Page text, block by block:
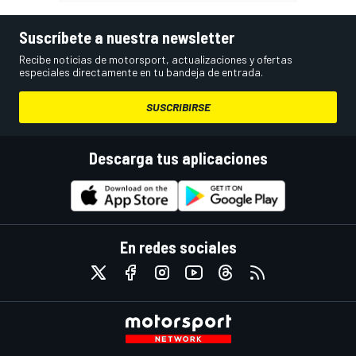
Suscríbete a nuestra newsletter
Recibe noticias de motorsport, actualizaciones y ofertas
especiales directamente en tu bandeja de entrada.
SUSCRIBIRSE
Descarga tus aplicaciones
En redes sociales